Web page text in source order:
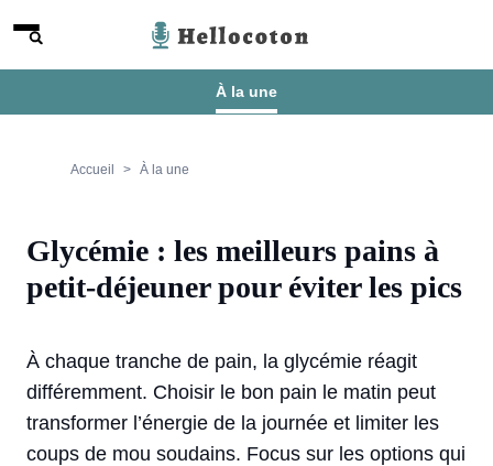
Menu
À la une
Accueil À la une
Glycémie : les meilleurs pains à
petit-déjeuner pour éviter les pics
À chaque tranche de pain, la glycémie réagit
différemment. Choisir le bon pain le matin peut
transformer l’énergie de la journée et limiter les
coups de mou soudains. Focus sur les options qui